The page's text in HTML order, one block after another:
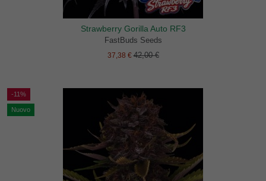
Strawberry Gorilla Auto RF3
FastBuds Seeds
37,38 €42,00 €
-11%
Nuovo